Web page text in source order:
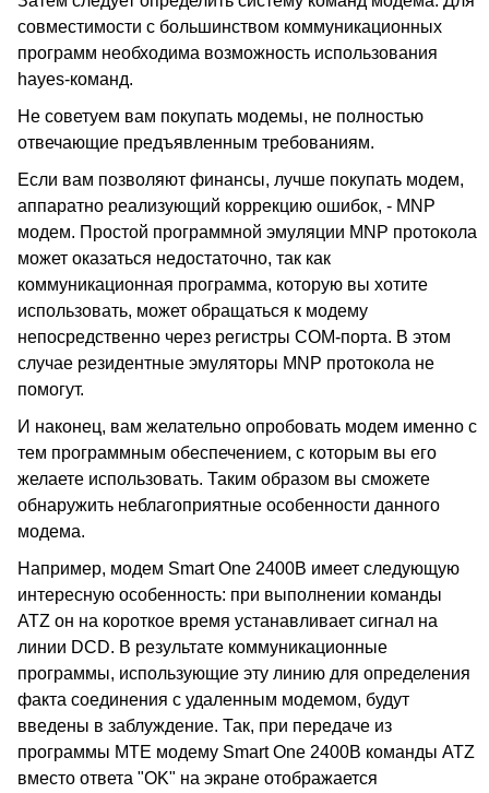
совместимости с большинством коммуникационных
программ необходима возможность использования
hayes-команд.
Не советуем вам покупать модемы, не полностью
отвечающие предъявленным требованиям.
Если вам позволяют финансы, лучше покупать модем,
аппаратно реализующий коррекцию ошибок, - MNP
модем. Простой программной эмуляции MNP протокола
может оказаться недостаточно, так как
коммуникационная программа, которую вы хотите
использовать, может обращаться к модему
непосредственно через регистры COM-порта. В этом
случае резидентные эмуляторы MNP протокола не
помогут.
И наконец, вам желательно опробовать модем именно с
тем программным обеспечением, с которым вы его
желаете использовать. Таким образом вы сможете
обнаружить неблагоприятные особенности данного
модема.
Например, модем Smart One 2400B имеет следующую
интересную особенность: при выполнении команды
ATZ он на короткое время устанавливает сигнал на
линии DCD. В результате коммуникационные
программы, использующие эту линию для определения
факта соединения с удаленным модемом, будут
введены в заблуждение. Так, при передаче из
программы MTE модему Smart One 2400B команды ATZ
вместо ответа "OK" на экране отображается